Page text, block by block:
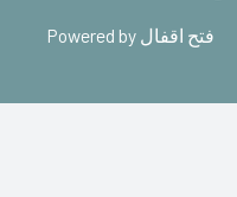
Powered by فتح اقفال